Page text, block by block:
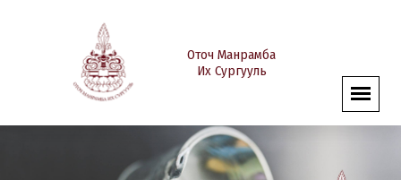
Оточ Манрамба
Их Сургууль